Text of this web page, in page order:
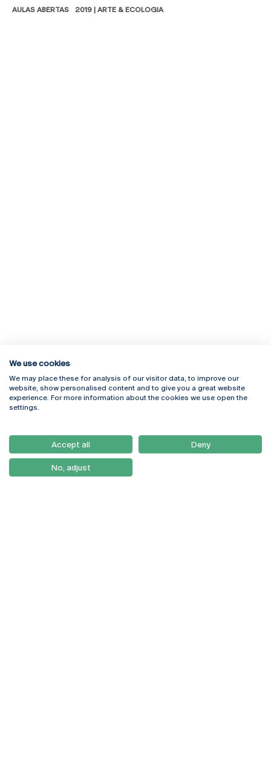
AULAS ABERTAS 2019 | ARTE & ECOLOGIA
Rua Diogo Botelho 1327
4169-005 Porto
+351 226 196 240
Campus Online
Webmail
Como Chegar
Newsletter
We use cookies
We may place these for analysis of our visitor data, to improve our
website, show personalised content and to give you a great website
experience. For more information about the cookies we use open the
settings.
Accept all Deny
No, adjust